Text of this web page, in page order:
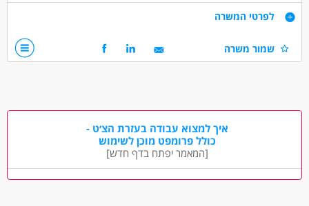
קליטה ישירה לחברה מובילה עם תנאים טובים וסביבת עבודה נעימה
דרישות
נהגים, רכב ותחבורה - מלגזה
מחסנים ולוגיסטיקה - מחסנאי/ת ממוחשב
משרה מלאה
עבודה לפי שעות
לפרטי המשרה
שמור משרה
איך למצוא עבודה בעזרת הצ׳ט -
כולל פרומפט מוכן לשימוש
[המאמר יפתח בדף חדש]